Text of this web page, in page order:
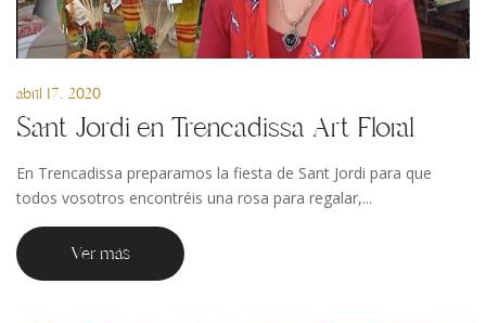
abril 17, 2020
Sant Jordi en Trencadissa Art Floral
En Trencadissa preparamos la fiesta de Sant Jordi para que
todos vosotros encontréis una rosa para regalar,...
Ver más